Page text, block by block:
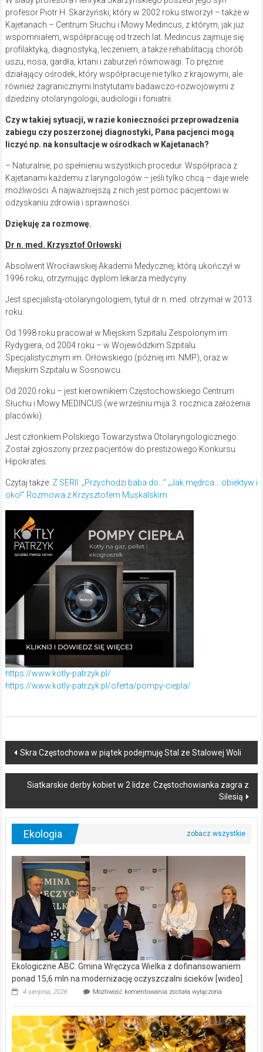
profesor Piotr H. Skarżyński, który w 2002 roku stworzył – także w
Kajetanach – Centrum Słuchu i Mowy Medincus, z którym, jak już
wspomniałem, współpracuję od trzech lat. Medincus zajmuje się
profilaktyką, diagnostyką, leczeniem, a także rehabilitacją chorób
uszu, nosa, gardła, krtani i zaburzeń równowagi. To prężnie
działający ośrodek, który współpracuje nie tylko z krajowymi, ale
również zagranicznymi Instytutami badawczo-rozwojowymi z
dziedziny otolaryngologii, audiologii i foniatrii.
Czy w takiej sytuacji, w razie konieczności przeprowadzenia
zabiegu czy poszerzonej diagnostyki, Pana pacjenci mogą
liczyć np. na konsultacje w ośrodkach w Kajetanach?
– Naturalnie, po spełnieniu wszystkich procedur. Współpraca z
Kajetanami każdemu z laryngologów – jeśli tylko chcą – daje wiele
możliwości. A najważniejszą z nich jest pomoc pacjentowi w
odzyskaniu zdrowia i sprawności.
Dziękuję za rozmowę.
Dr n. med. Krzysztof Orłowski
Absolwent Wrocławskiej Akademii Medycznej, którą ukończył w
1996 roku, otrzymując dyplom lekarza medycyny.
Jest specjalistą-otolaryngologiem, tytuł dr n. med. otrzymał w 2013
roku.
Od 1998 roku pracował w Miejskim Szpitalu Zespolonym im.
Rydygiera, od 2004 roku – w Wojewódzkim Szpitalu
Specjalistycznym im. Orłowskiego (później im. NMP), oraz w
Miejskim Szpitalu w Sosnowcu.
Od 2020 roku – jest kierownikiem Częstochowskiego Centrum
Słuchu i Mowy MEDINCUS (we wrześniu mija 3. rocznica założenia
placówki).
Jest członkiem Polskiego Towarzystwa Otolaryngologicznego.
Został zgłoszony przez pacjentów do prestiżowego Konkursu
Hipokrates.
Czytaj także: Z SERII: „Przychodzi baba do…” „Jak mędrca… obiektyw i
oko!” Rozmowa z Krzysztofem Muskalskim
https://www.kotly-patrzyk.pl/
https://www.kotly-patrzyk.pl/oferta/pompy-ciepla/
Post
navigation
Skra Częstochowa w piątek podejmuję Stal ze Stalowej Woli
Siatkarskie derby kobiet w 2 lidze: Częstochowianka zagra z
Silesią
Ekologia
Ekologiczne ABC. Gmina Wręczyca Wielka z dofinansowaniem
ponad 15,6 mln na modernizację oczyszczalni ścieków [wideo]
4 sierpnia, 2026 Możliwość komentowania Ekologiczne
Wręczyca
Wielka
z
dofinansowaniem
została wyłączona